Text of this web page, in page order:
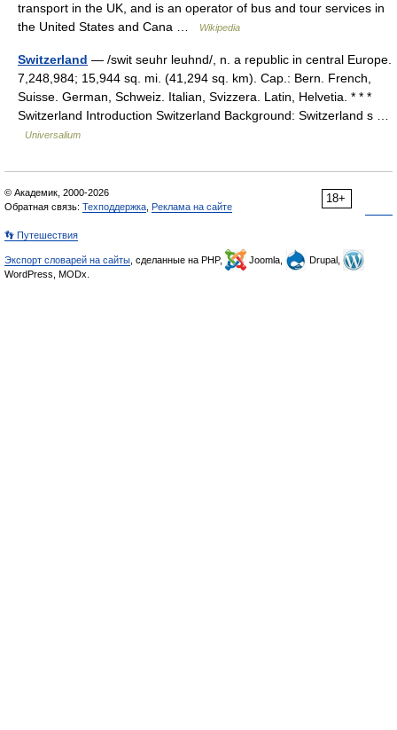
transport in the UK, and is an operator of bus and tour services in
the United States and Cana …
Wikipedia
Switzerland — /swit seuhr leuhnd/, n. a republic in central Europe.
7,248,984; 15,944 sq. mi. (41,294 sq. km). Cap.: Bern. French,
Suisse. German, Schweiz. Italian, Svizzera. Latin, Helvetia. * * *
Switzerland Introduction Switzerland Background: Switzerland s …
Universalium
18+
© Академик, 2000-2026
Обратная связь: Техподдержка Реклама на сайте
👣 Путешествия
Экспорт словарей на сайты , сделанные на PHP, Joomla,
Drupal,
WordPress, MODx.